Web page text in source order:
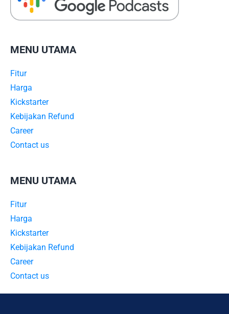
MENU UTAMA
Fitur
Harga
Kickstarter
Kebijakan Refund
Career
Contact us
MENU UTAMA
Fitur
Harga
Kickstarter
Kebijakan Refund
Career
Contact us